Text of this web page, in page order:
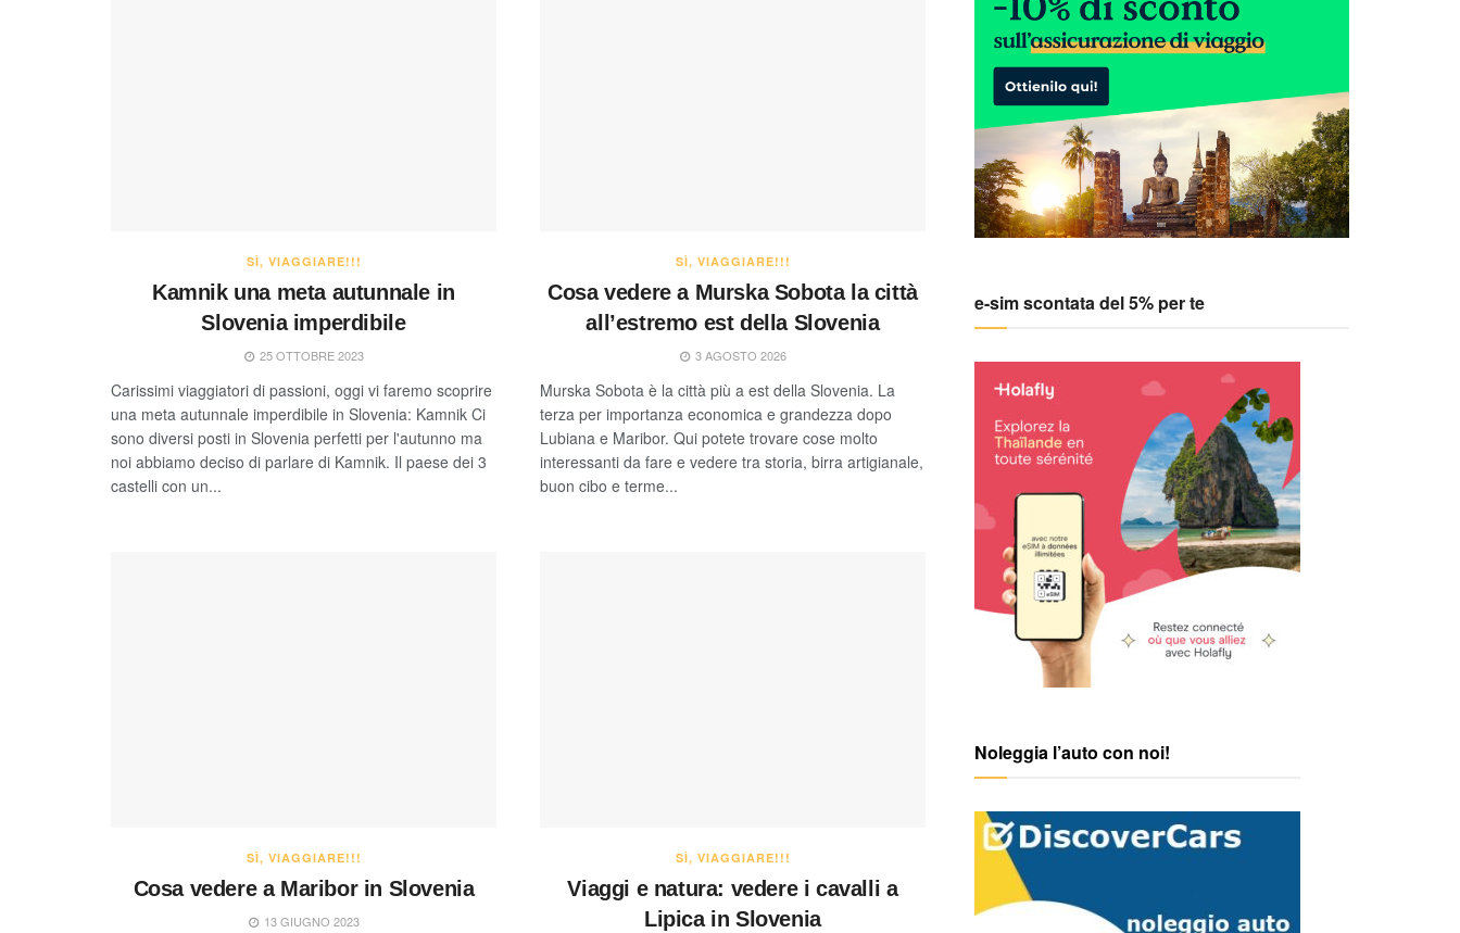
SÌ, VIAGGIARE!!!
Kamnik una meta autunnale in
Slovenia imperdibile
25 OTTOBRE 2023
Carissimi viaggiatori di passioni, oggi vi faremo scoprire
una meta autunnale imperdibile in Slovenia: Kamnik Ci
sono diversi posti in Slovenia perfetti per l'autunno ma
noi abbiamo deciso di parlare di Kamnik. Il paese dei 3
castelli con un...
SÌ, VIAGGIARE!!!
Cosa vedere a Murska Sobota la città
all’estremo est della Slovenia
3 AGOSTO 2026
Murska Sobota è la città più a est della Slovenia. La
terza per importanza economica e grandezza dopo
Lubiana e Maribor. Qui potete trovare cose molto
interessanti da fare e vedere tra storia, birra artigianale,
buon cibo e terme...
SÌ, VIAGGIARE!!!
Cosa vedere a Maribor in Slovenia
13 GIUGNO 2023
SÌ, VIAGGIARE!!!
Viaggi e natura: vedere i cavalli a
Lipica in Slovenia
e-sim scontata del 5% per te
Noleggia l’auto con noi!